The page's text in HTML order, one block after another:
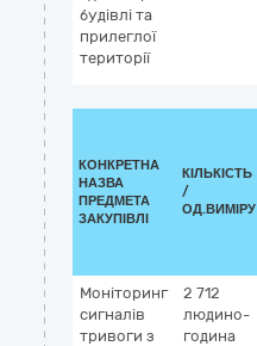
будівлі та
прилеглої
території
КОНКРЕТНА
НАЗВА
ПРЕДМЕТА
ЗАКУПІВЛІ
КІЛЬКІСТЬ
/
ОД.ВИМІРУ
Моніторинг
сигналів
тривоги з
2 712
людино-
година